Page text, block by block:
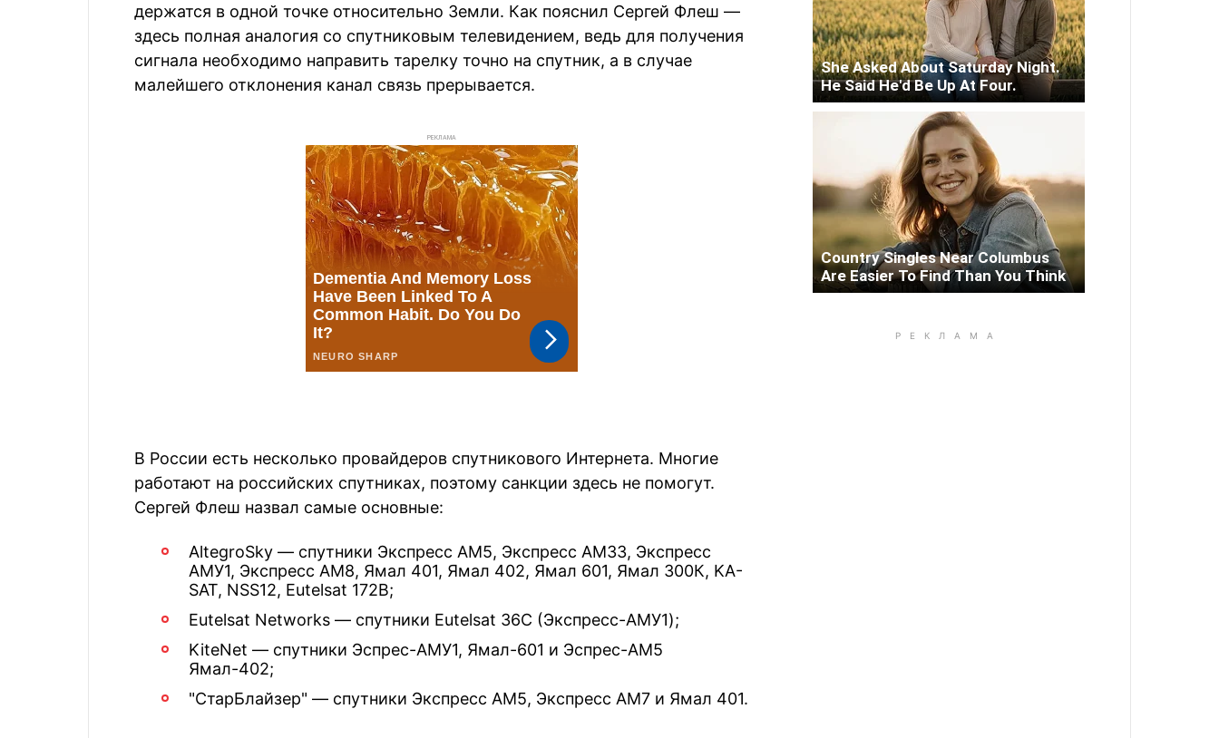
держатся в одной точке относительно Земли. Как пояснил Сергей Флеш —
здесь полная аналогия со спутниковым телевидением, ведь для получения
сигнала необходимо направить тарелку точно на спутник, а в случае
малейшего отклонения канал связь прерывается.
РЕКЛАМА
В России есть несколько провайдеров спутникового Интернета. Многие
работают на российских спутниках, поэтому санкции здесь не помогут.
Сергей Флеш назвал самые основные:
AltegroSky — спутники Экспресс АМ5, Экспресс АМ33, Экспресс
АМУ1, Экспресс АМ8, Ямал 401, Ямал 402, Ямал 601, Ямал 300К, KA-
SAT, NSS12, Eutelsat 172B;
Eutelsat Networks — спутники Eutelsat 36C (Экспресс-АМУ1);
KiteNet — спутники Эспрес-АМУ1, Ямал-601 и Эспрес-АМ5
Ямал-402;
"СтарБлайзер" — спутники Экспресс АМ5, Экспресс АМ7 и Ямал 401.